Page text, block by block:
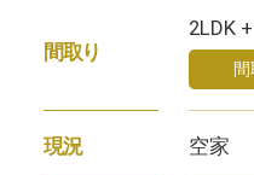
間取り
2LDK
現況 空家